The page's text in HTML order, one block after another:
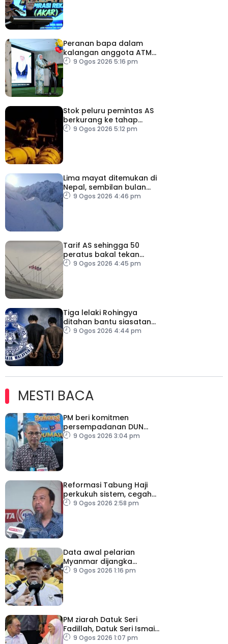
Peranan bapa dalam
kalangan anggota ATM
perlu terus diperkasa –
9 Ogos 2026 5:16 pm
Stok peluru pemintas AS
berkurang ke tahap
membimbangkan
9 Ogos 2026 5:12 pm
Lima mayat ditemukan di
Nepal, sembilan bulan
selepas runtuhan salji
9 Ogos 2026 4:46 pm
Tarif AS sehingga 50
peratus bakal tekan
pengguna, perniagaan
9 Ogos 2026 4:45 pm
Tiga lelaki Rohingya
ditahan bantu siasatan
rogol wanita OKU
9 Ogos 2026 4:44 pm
MESTI BACA
PM beri komitmen
persempadanan DUN
Sarawak, minta laporan
9 Ogos 2026 3:04 pm
Reformasi Tabung Haji
perkukuh sistem, cegah
kesilapan berulang
9 Ogos 2026 2:58 pm
Data awal pelarian
Myanmar dijangka
diperoleh suku keempat
9 Ogos 2026 1:16 pm
PM ziarah Datuk Seri
Fadillah, Datuk Seri Ismail
Sabri di IJN
9 Ogos 2026 1:07 pm